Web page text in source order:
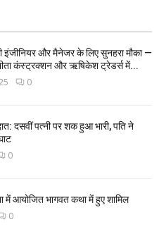
इंजीनियर और मैनेजर के लिए सुनहरा मौका —
कंस्ट्रक्शन और ऋषिकेश ट्रेडर्स में...
0
दसवीं पत्नी पर शक हुआ भारी, पति ने
0
में आयोजित भागवत कथा में हुए शामिल
0